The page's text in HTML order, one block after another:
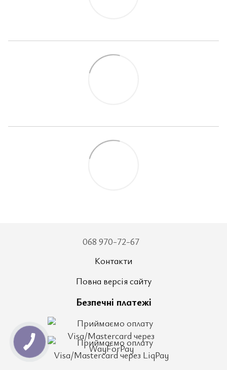
068 970-72-67
Контакти
Повна версія сайту
Безпечні платежі